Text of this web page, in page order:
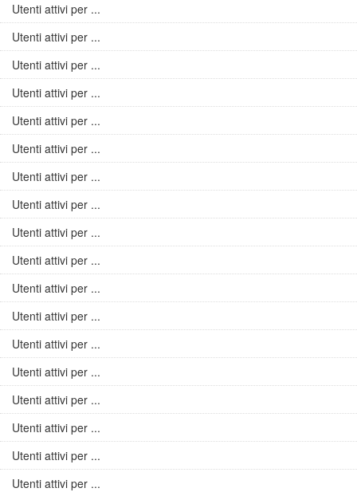
Utenti attivi per ...
Utenti attivi per ...
Utenti attivi per ...
Utenti attivi per ...
Utenti attivi per ...
Utenti attivi per ...
Utenti attivi per ...
Utenti attivi per ...
Utenti attivi per ...
Utenti attivi per ...
Utenti attivi per ...
Utenti attivi per ...
Utenti attivi per ...
Utenti attivi per ...
Utenti attivi per ...
Utenti attivi per ...
Utenti attivi per ...
Utenti attivi per ...